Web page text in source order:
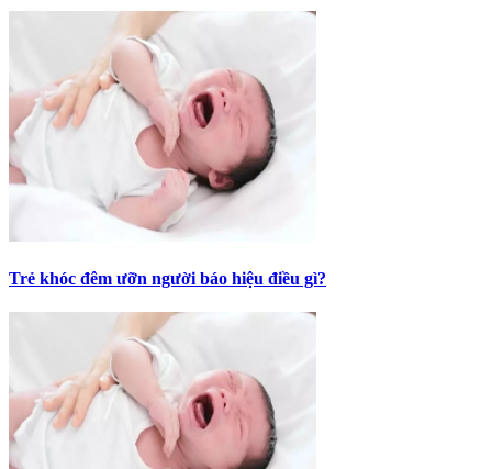
Trẻ khóc đêm ưỡn người báo hiệu điều gì?